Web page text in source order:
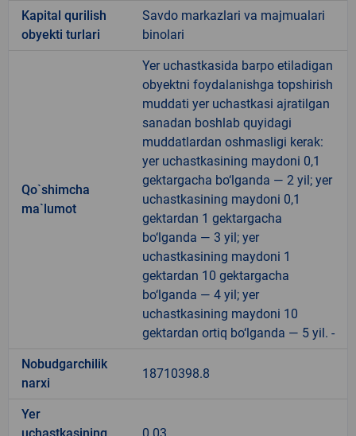
Kapital qurilish
obyekti turlari
Savdo markazlari va majmualari
binolari
Qo`shimcha
ma`lumot
Yer uchastkasida barpo etiladigan
obyektni foydalanishga topshirish
muddati yer uchastkasi ajratilgan
sanadan boshlab quyidagi
muddatlardan oshmasligi kerak:
yer uchastkasining maydoni 0,1
gektargacha bo‘lganda — 2 yil; yer
uchastkasining maydoni 0,1
gektardan 1 gektargacha
bo‘lganda — 3 yil; yer
uchastkasining maydoni 1
gektardan 10 gektargacha
bo‘lganda — 4 yil; yer
uchastkasining maydoni 10
gektardan ortiq bo‘lganda — 5 yil. -
Nobudgarchilik
narxi
18710398.8
Yer